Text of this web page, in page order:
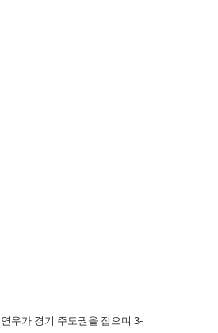
우가 경기 주도권을 잡으며 3-